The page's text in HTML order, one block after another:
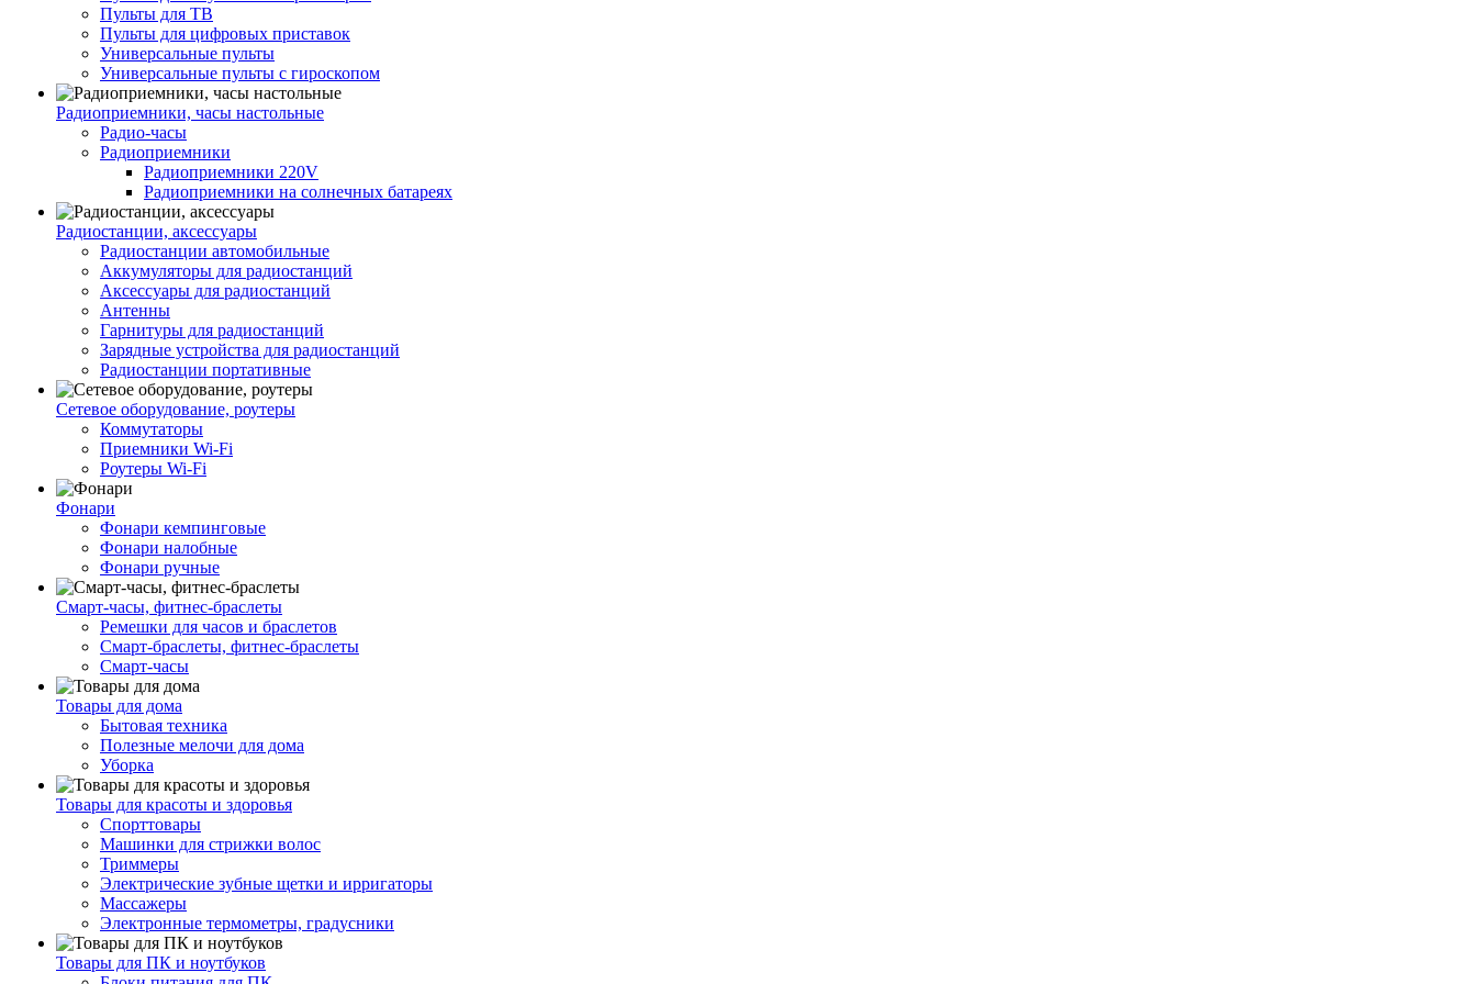
Пульты для ТВ
Пульты для цифровых приставок
Универсальные пульты
Универсальные пульты с гироскопом
Радиоприемники, часы настольные
Радио-часы
Радиоприемники
Радиоприемники 220V
Радиоприемники на солнечных батареях
Радиостанции, аксессуары
Радиостанции автомобильные
Аккумуляторы для радиостанций
Аксессуары для радиостанций
Антенны
Гарнитуры для радиостанций
Зарядные устройства для радиостанций
Радиостанции портативные
Сетевое оборудование, роутеры
Коммутаторы
Приемники Wi-Fi
Роутеры Wi-Fi
Фонари
Фонари кемпинговые
Фонари налобные
Фонари ручные
Смарт-часы, фитнес-браслеты
Ремешки для часов и браслетов
Смарт-браслеты, фитнес-браслеты
Смарт-часы
Товары для дома
Бытовая техника
Полезные мелочи для дома
Уборка
Товары для красоты и здоровья
Спорттовары
Машинки для стрижки волос
Триммеры
Электрические зубные щетки и ирригаторы
Массажеры
Электронные термометры, градусники
Товары для ПК и ноутбуков